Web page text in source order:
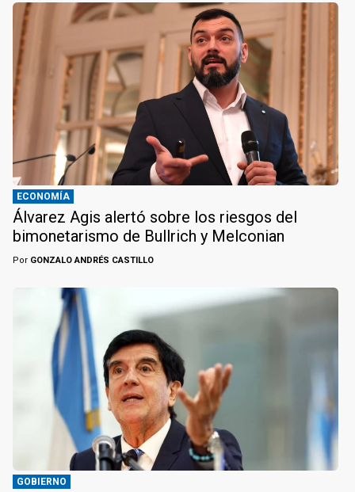
ECONOMÍA
Álvarez Agis alertó sobre los riesgos del
bimonetarismo de Bullrich y Melconian
Por GONZALO ANDRÉS CASTILLO
GOBIERNO